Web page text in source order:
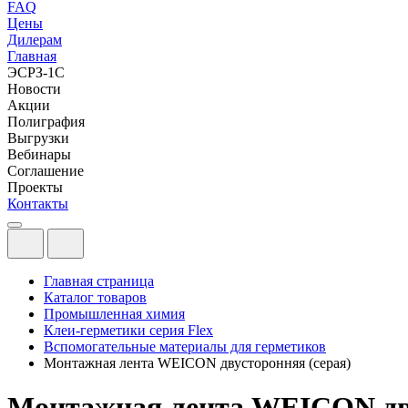
FAQ
Цены
Дилерам
Главная
ЭСРЗ-1С
Новости
Акции
Полиграфия
Выгрузки
Вебинары
Соглашение
Проекты
Контакты
Главная страница
Каталог товаров
Промышленная химия
Клеи-герметики серия Flex
Вспомогательные материалы для герметиков
Монтажная лента WEICON двусторонняя (серая)